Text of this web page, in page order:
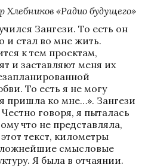
Хлебников «Радио будущего»
Зангези. То есть он
и стал во мне жить.
к тем проектам,
и заставляют меня их
То есть я не могу
пришла ко мне…». Зангези
говоря, я пыталась
что не представляла,
текст, километры
смысловые
Я была в отчаянии.